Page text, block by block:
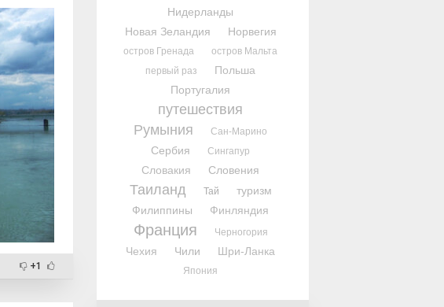
+1
Нидерланды
Новая Зеландия
Норвегия
остров Гренада
остров Мальта
первый раз
Польша
Португалия
путешествия
Румыния
Сан-Марино
Сербия Сингапур
Словакия Словения
Таиланд Тай
туризм
Филиппины
Финляндия
Франция Черногория
Чехия Чили Шри-Ланка
Япония